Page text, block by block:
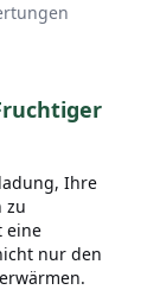
Ihre
zu
eine
nur den